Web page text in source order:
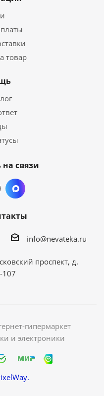
товар
на связи
info@nevateka.ru
проспект, д.
107
гипермаркет
и электроники